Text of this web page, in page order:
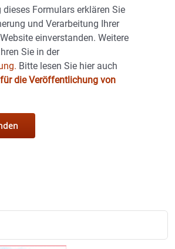
Formulars erklären Sie
und Verarbeitung Ihrer
einverstanden. Weitere
Sie in der
Bitte lesen Sie hier auch
die Veröffentlichung von